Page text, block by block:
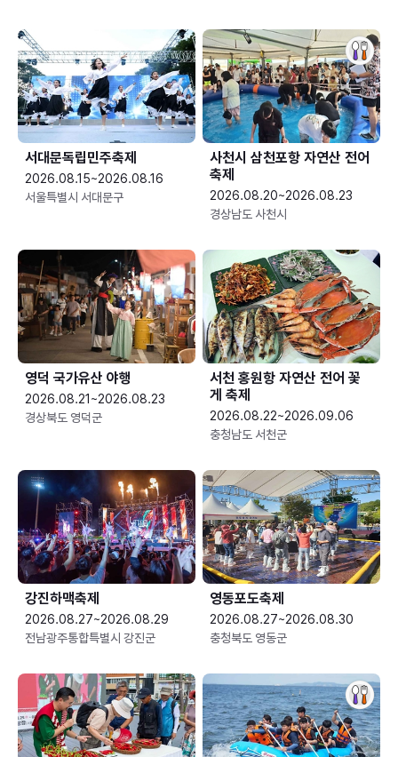
서대문독립민주축제
2026.08.15~2026.08.16
서울특별시 서대문구
사천시 삼천포항 자연산 전어
축제
2026.08.20~2026.08.23
경상남도 사천시
영덕 국가유산 야행
2026.08.21~2026.08.23
경상북도 영덕군
서천 홍원항 자연산 전어 꽃
게 축제
2026.08.22~2026.09.06
충청남도 서천군
강진하맥축제
2026.08.27~2026.08.29
전남광주통합특별시 강진군
영동포도축제
2026.08.27~2026.08.30
충청북도 영동군